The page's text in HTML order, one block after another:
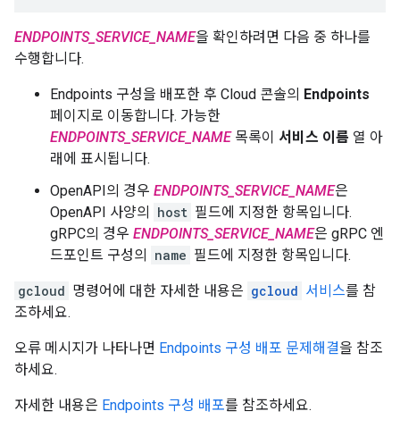
ENDPOINTS_SERVICE_NAME을 확인하려면 다음 중 하나를
수행합니다.
Endpoints 구성을 배포한 후 Cloud 콘솔의 Endpoints
페이지로 이동합니다. 가능한
ENDPOINTS_SERVICE_NAME목록이 서비스 이름 열 아
래에 표시됩니다.
OpenAPI의 경우 ENDPOINTS_SERVICE_NAME은
OpenAPI 사양의
host 필드에 지정한 항목입니다.
gRPC의 경우 ENDPOINTS_SERVICE_NAME은 gRPC 엔
드포인트 구성의
name 필드에 지정한 항목입니다.
gcloud 명령어에 대한 자세한 내용은 gcloud 서비스를 참
조하세요.
오류 메시지가 나타나면 Endpoints 구성 배포 문제해결을 참조
하세요.
자세한 내용은 Endpoints 구성 배포를 참조하세요.